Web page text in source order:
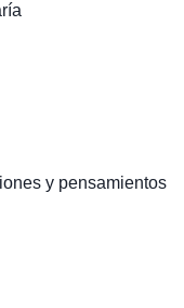
y pensamientos